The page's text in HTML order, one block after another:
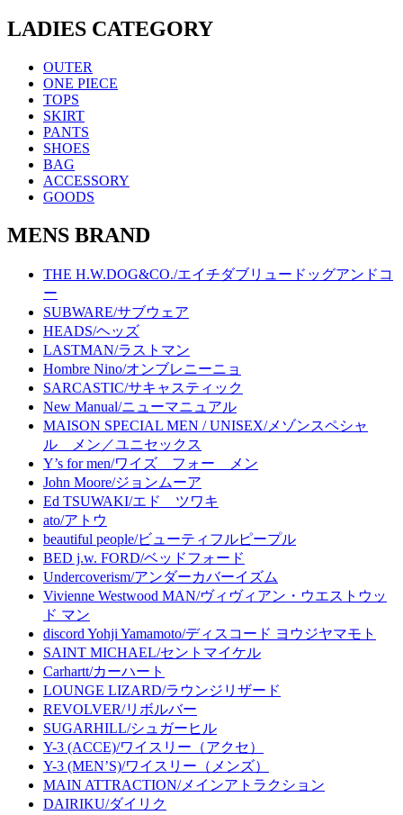
LADIES CATEGORY
OUTER
ONE PIECE
TOPS
SKIRT
PANTS
SHOES
BAG
ACCESSORY
GOODS
MENS BRAND
THE H.W.DOG&CO./エイチダブリュードッグアンドコ
ー
SUBWARE/サブウェア
HEADS/ヘッズ
LASTMAN/ラストマン
Hombre Nino/オンブレニーニョ
SARCASTIC/サキャスティック
New Manual/ニューマニュアル
MAISON SPECIAL MEN / UNISEX/メゾンスペシャ
ル メン／ユニセックス
Y’s for men/ワイズ フォー メン
John Moore/ジョンムーア
Ed TSUWAKI/エド ツワキ
ato/アトウ
beautiful people/ビューティフルピープル
BED j.w. FORD/ベッドフォード
Undercoverism/アンダーカバーイズム
Vivienne Westwood MAN/ヴィヴィアン・ウエストウッ
ド マン
discord Yohji Yamamoto/ディスコード ヨウジヤマモト
SAINT MICHAEL/セントマイケル
Carhartt/カーハート
LOUNGE LIZARD/ラウンジリザード
REVOLVER/リボルバー
SUGARHILL/シュガーヒル
Y-3 (ACCE)/ワイスリー（アクセ）
Y-3 (MEN’S)/ワイスリー（メンズ）
MAIN ATTRACTION/メインアトラクション
DAIRIKU/ダイリク